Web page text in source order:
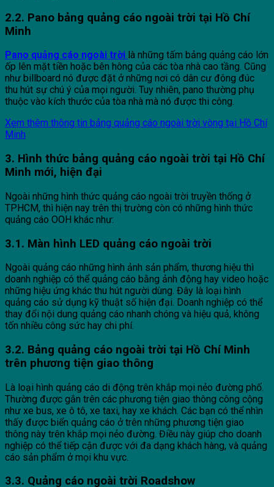
2.2. Pano bảng quảng cáo ngoài trời tại Hồ Chí
Minh
Pano quảng cáo ngoài trời là những tấm bảng quảng cáo lớn
ốp lên mặt tiền hoặc bên hông của các tòa nhà cao tầng. Cũng
như billboard nó được đặt ở những nơi có dân cư đông đúc
thu hút sự chú ý của mọi người. Tuy nhiên, pano thường phụ
thuộc vào kích thước của tòa nhà mà nó được thi công.
Xem thêm thông tin bảng quảng cáo ngoài trời vòng tại Hồ Chí
Minh
3. Hình thức bảng quảng cáo ngoài trời tại Hồ Chí
Minh mới, hiện đại
Ngoài những hình thức quảng cáo ngoài trời truyền thống ở
TPHCM, thì hiện nay trên thị trường còn có những hình thức
quảng cáo OOH khác như:
3.1. Màn hình LED quảng cáo ngoài trời
Ngoài quảng cáo những hình ảnh sản phẩm, thương hiệu thì
doanh nghiệp có thể quảng cáo bằng ảnh động hay video hoặc
những hiệu ứng khác thu hút người dùng. Đây là loại hình
quảng cáo sử dụng kỹ thuật số hiện đại. Doanh nghiệp có thể
thay đổi nội dung quảng cáo nhanh chóng và hiệu quả, không
tốn nhiều công sức hay chi phí.
3.2. Bảng quảng cáo ngoài trời tại Hồ Chí Minh
trên phương tiện giao thông
Là loại hình quảng cáo di động trên khắp mọi nẻo đường phố.
Thường được gắn trên các phương tiện giao thông công cộng
như xe bus, xe ô tô, xe taxi, hay xe khách. Các bạn có thể nhìn
thấy được biển quảng cáo ở trên những phương tiện giao
thông này trên khắp mọi nẻo đường. Điều này giúp cho doanh
nghiệp có thể tiếp cận được với đa dạng khách hàng, và quảng
cáo sản phẩm ở mọi khu vực.
3.3. Quảng cáo ngoài trời Roadshow